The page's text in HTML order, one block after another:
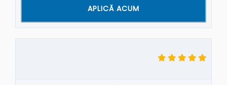
APLICĂ ACUM